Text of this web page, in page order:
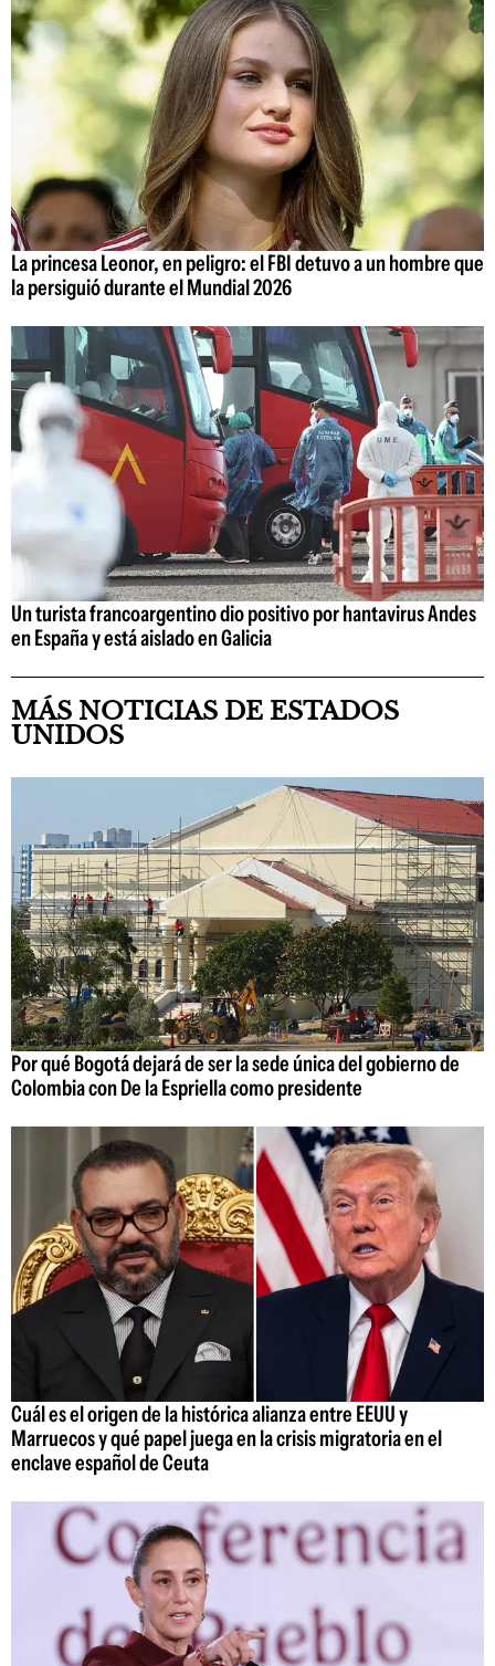
La princesa Leonor, en peligro: el FBI detuvo a un hombre que
la persiguió durante el Mundial 2026
Un turista francoargentino dio positivo por hantavirus Andes
en España y está aislado en Galicia
MÁS NOTICIAS DE ESTADOS
UNIDOS
Por qué Bogotá dejará de ser la sede única del gobierno de
Colombia con De la Espriella como presidente
Cuál es el origen de la histórica alianza entre EEUU y
Marruecos y qué papel juega en la crisis migratoria en el
enclave español de Ceuta